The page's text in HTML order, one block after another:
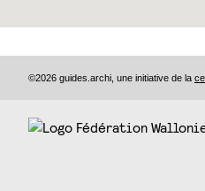
©2026 guides.archi, une initiative de la